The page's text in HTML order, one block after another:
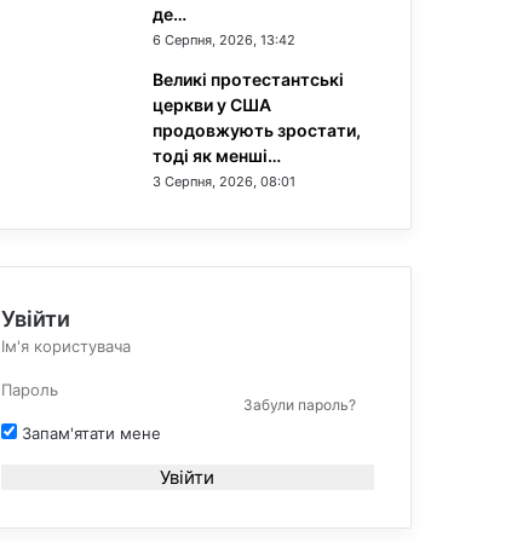
де…
6 Серпня, 2026, 13:42
Великі протестантські
церкви у США
продовжують зростати,
тоді як менші…
3 Серпня, 2026, 08:01
Увійти
Забули пароль?
Запам'ятати мене
Увійти